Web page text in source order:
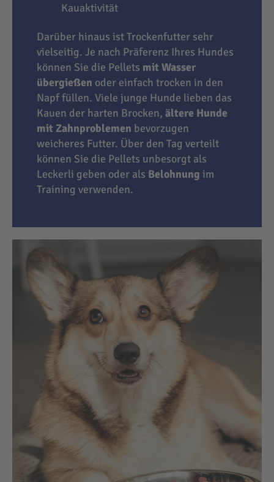
Kauaktivität
Darüber hinaus ist Trockenfutter sehr
vielseitig. Je nach Präferenz Ihres Hundes
können Sie die Pellets mit Wasser
übergießen oder einfach trocken in den
Napf füllen. Viele junge Hunde lieben das
Kauen der harten Brocken, ältere Hunde
mit Zahnproblemen bevorzugen
weicheres Futter. Über den Tag verteilt
können Sie die Pellets unbesorgt als
Leckerli geben oder als Belohnung im
Training verwenden.